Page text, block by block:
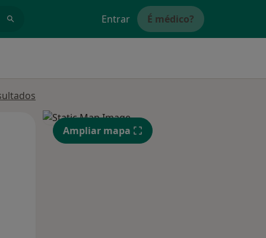
Entrar É médico?
Sex, Sáb,
15 Ago
Ampliar mapa